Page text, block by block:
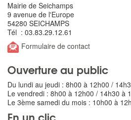
Mairie de Seichamps
9 avenue de l'Europe
54280 SEICHAMPS
Tél : 03.83.29.12.61
Formulaire de contact
Ouverture au public
Du lundi au jeudi : 8h00 à 12h00 /
Le vendredi : 8h00 à 12h00 / 14h30 à
Le 3ème samedi du mois : 10h00 à